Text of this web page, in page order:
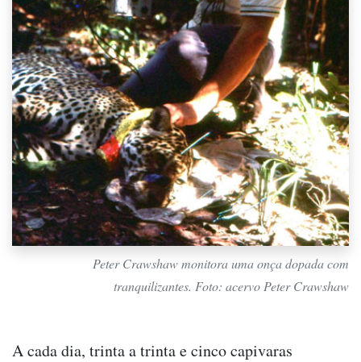
Peter Crawshaw monitora uma onça dopada com
tranquilizantes. Foto: acervo Peter Crawshaw
A cada dia, trinta a trinta e cinco capivaras